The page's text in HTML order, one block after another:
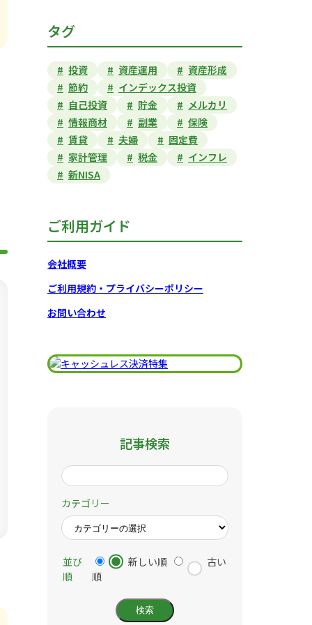
タグ
投資 資産運用
資産形成
節約
インデックス投資
自己投資
貯金
メルカリ
情報商材
副業
保険
賃貸
夫婦
固定費
家計管理
税金
インフレ
新NISA
ご利用ガイド
会社概要
ご利用規約・プライバシーポリシー
お問い合わせ
記事検索
カテゴリー
並び
順
新しい順
古い
順